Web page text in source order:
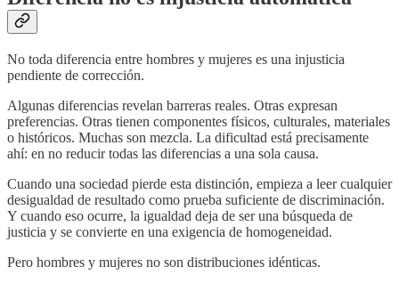
No toda diferencia entre hombres y mujeres es una injusticia
pendiente de corrección.
Algunas diferencias revelan barreras reales. Otras expresan
preferencias. Otras tienen componentes físicos, culturales, materiales
o históricos. Muchas son mezcla. La dificultad está precisamente
ahí: en no reducir todas las diferencias a una sola causa.
Cuando una sociedad pierde esta distinción, empieza a leer cualquier
desigualdad de resultado como prueba suficiente de discriminación.
Y cuando eso ocurre, la igualdad deja de ser una búsqueda de
justicia y se convierte en una exigencia de homogeneidad.
Pero hombres y mujeres no son distribuciones idénticas.